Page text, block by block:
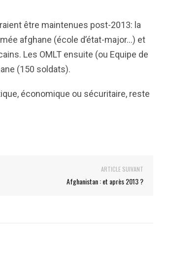
être maintenues post-2013: la
afghane (école d’état-major…) et
Les OMLT ensuite (ou Equipe de
(150 soldats).
économique ou sécuritaire, reste
ARTICLE SUIVANT
Afghanistan : et après 2013 ?